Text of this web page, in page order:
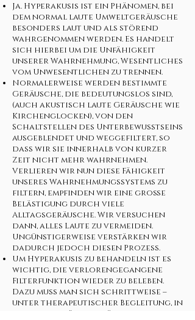
Ja. Hyperakusis ist ein Phänomen, bei
dem normal laute Umweltgeräusche
besonders laut und als störend
wahrgenommen werden. Es handelt
sich hierbei um die Unfähigkeit
unserer Wahrnehmung, Wesentliches
vom Unwesentlichen zu trennen.
Normalerweise werden bestimmte
Geräusche, die bedeutungslos sind,
(auch akustisch laute Geräusche wie
Kirchenglocken), von den
Schaltstellen des Unterbewusstseins
ausgeblendet und weggefiltert, so
dass wir sie innerhalb von kurzer
Zeit nicht mehr wahrnehmen.
Verlieren wir nun diese Fähigkeit
unseres Wahrnehmungssystems zu
filtern, empfinden wir eine große
Belästigung durch viele
Alltagsgeräusche. Wir versuchen
dann, alles Laute zu vermeiden.
Ungünstigerweise verstärken wir
dadurch jedoch diesen Prozess.
Um Hyperakusis zu behandeln ist es
wichtig, die verlorengegangene
Filterfunktion wieder zu beleben.
Dazu muss man sich schrittweise –
unter therapeutischer Begleitung, in
einem geschützten körperlichen